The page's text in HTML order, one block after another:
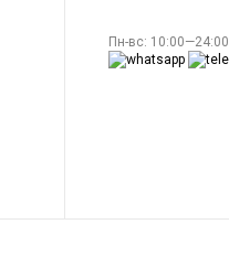
Пн-вс: 10:00—24:00